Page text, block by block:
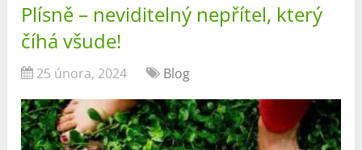
Plísně – neviditelný nepřítel, který
číhá všude!
25 února, 2024 Blog